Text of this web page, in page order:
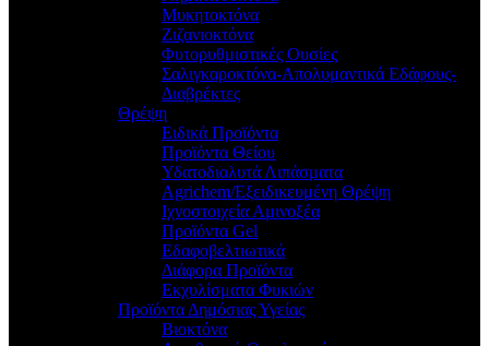
Μυκητοκτόνα
Ζιζανιοκτόνα
Φυτορυθμιστικές Ουσίες
Σαλιγκαροκτόνα-Απολυμαντικά Εδάφους-
Διαβρέκτες
Θρέψη
Ειδικά Προϊόντα
Προϊόντα Θείου
Υδατοδιαλυτά Λιπάσματα
Agrichem/Εξειδικευμένη Θρέψη
Ιχνοστοιχεία Αμινοξέα
Προϊόντα Gel
Εδαφοβελτιωτικά
Διάφορα Προϊόντα
Εκχυλίσματα Φυκιών
Προϊόντα Δημόσιας Υγείας
Βιοκτόνα